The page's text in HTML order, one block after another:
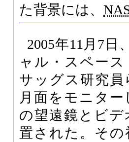
た背景には、
2005年11月7日、
ャル・スペー
サッグス研究員
月面をモニタ
の望遠鏡とビデ
置された。その